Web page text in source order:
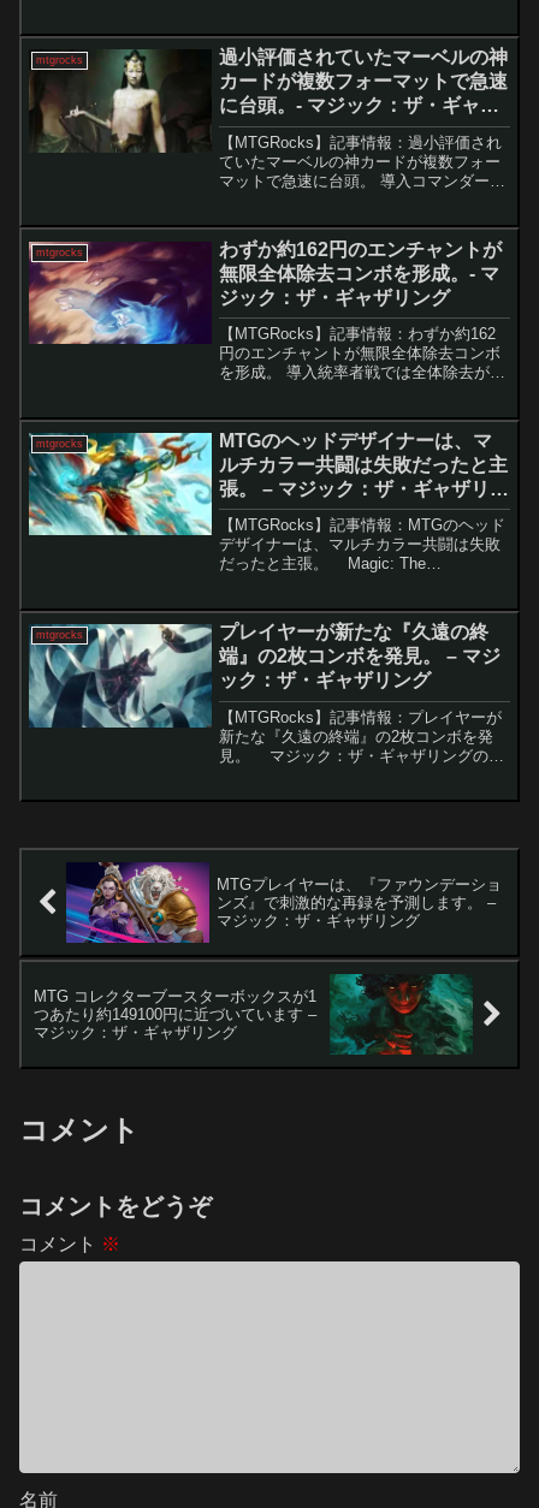
感。最新の情報を詳しく解説します。要
点解説1....
mtgrocks
過小評価されていたマーベルの神
カードが複数フォーマットで急速
に台頭。- マジック：ザ・ギャザ
リング
【MTGRocks】記事情報：過小評価され
ていたマーベルの神カードが複数フォー
マットで急速に台頭。 導入コマンダーは
なる環境だ。その中でも「黄金牙、タシ
グル」は自己完結...
mtgrocks
わずか約162円のエンチャントが
無限全体除去コンボを形成。- マ
ジック：ザ・ギャザリング
【MTGRocks】記事情報：わずか約162
円のエンチャントが無限全体除去コンボ
を形成。 導入統率者戦では全体除去が重
くありません。そんな中、「夢への放
逐」は相手クリー...
mtgrocks
MTGのヘッドデザイナーは、マ
ルチカラー共闘は失敗だったと主
張。 – マジック：ザ・ギャザリン
グ
【MTGRocks】記事情報：MTGのヘッド
デザイナーは、マルチカラー共闘は失敗
だったと主張。 Magic: The
度か起こってきました。最近では、...
mtgrocks
プレイヤーが新たな『久遠の終
端』の2枚コンボを発見。 – マジ
ック：ザ・ギャザリング
【MTGRocks】記事情報：プレイヤーが
新たな『久遠の終端』の2枚コンボを発
見。 マジック：ザ・ギャザリングの最
MTGプレイヤーは、『ファウンデーショ
ンズ』で刺激的な再録を予測します。 –
マジック：ザ・ギャザリング
MTG コレクターブースターボックスが1
つあたり約149100円に近づいています –
マジック：ザ・ギャザリング
コメント
コメントをどうぞ
コメント ※
名前